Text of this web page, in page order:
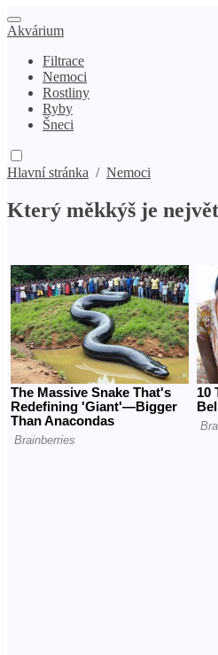
Akvárium
Filtrace
Nemoci
Rostliny
Ryby
Šneci
Hlavní stránka / Nemoci
Který měkkýš je